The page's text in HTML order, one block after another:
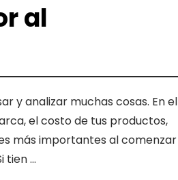
al
y analizar muchas cosas. En el
el costo de tus productos,
más importantes al comenzar
tien …